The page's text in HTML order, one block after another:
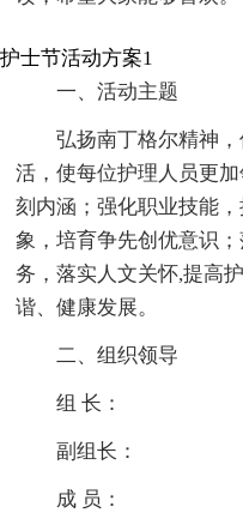
护士节活动方案1
一、活动主题
弘扬南丁格尔精神
活，使每位护理人员更
刻内涵；强化职业技能
象，培育争先创优意识
务，落实人文关怀,提高
谐、健康发展。
二、组织领导
组 长：
副组长：
成 员：